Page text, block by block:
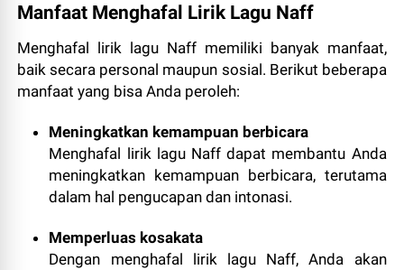
Manfaat Menghafal Lirik Lagu Naff
Menghafal lirik lagu Naff memiliki banyak manfaat,
baik secara personal maupun sosial. Berikut beberapa
manfaat yang bisa Anda peroleh:
Meningkatkan kemampuan berbicara
Menghafal lirik lagu Naff dapat membantu Anda
meningkatkan kemampuan berbicara, terutama
dalam hal pengucapan dan intonasi.
Memperluas kosakata
Dengan menghafal lirik lagu Naff, Anda akan